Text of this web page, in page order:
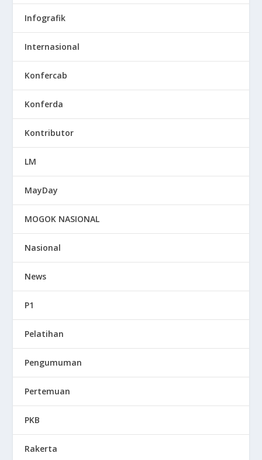
Infografik
Internasional
Konfercab
Konferda
Kontributor
LM
MayDay
MOGOK NASIONAL
Nasional
News
P1
Pelatihan
Pengumuman
Pertemuan
PKB
Rakerta